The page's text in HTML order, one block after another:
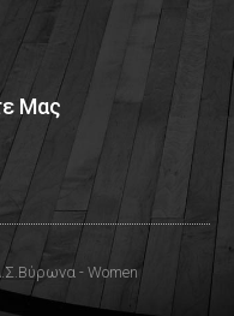
Μας
- Women